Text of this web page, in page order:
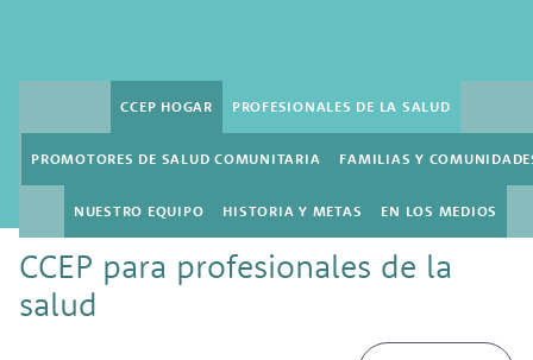
CCEP HOGAR PROFESIONALES DE LA SALUD
PROMOTORES DE SALUD COMUNITARIA FAMILIAS Y
NUESTRO EQUIPO HISTORIA Y METAS EN LOS MEDIOS
CCEP para profesionales de la
salud